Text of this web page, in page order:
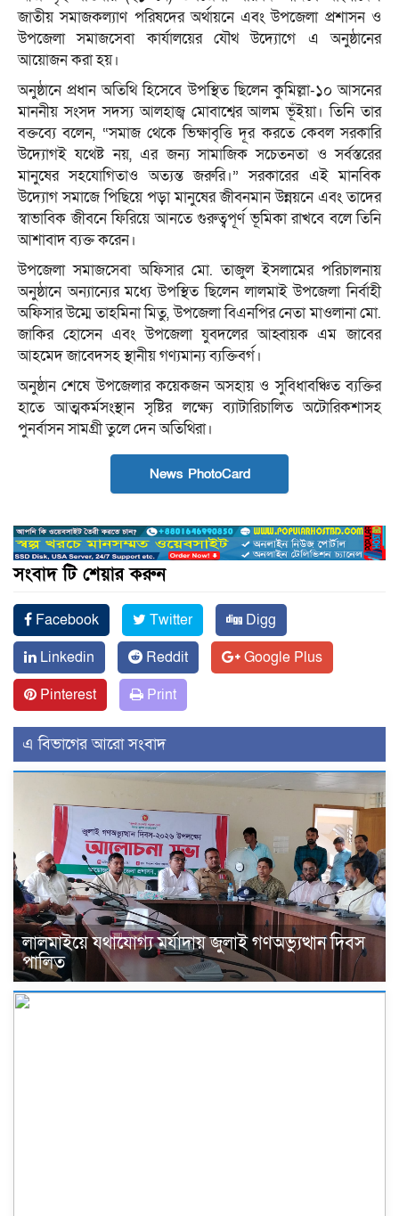
জাতীয় সমাজকল্যাণ পরিষদের অর্থায়নে এবং উপজেলা প্রশাসন ও
উপজেলা সমাজসেবা কার্যালয়ের যৌথ উদ্যোগে এ অনুষ্ঠানের
আয়োজন করা হয়।
অনুষ্ঠানে প্রধান অতিথি হিসেবে উপস্থিত ছিলেন কুমিল্লা-১০ আসনের
মাননীয় সংসদ সদস্য আলহাজ্ব মোবাশ্বের আলম ভূঁইয়া। তিনি তার
বক্তব্যে বলেন, “সমাজ থেকে ভিক্ষাবৃত্তি দূর করতে কেবল সরকারি
উদ্যোগই যথেষ্ট নয়, এর জন্য সামাজিক সচেতনতা ও সর্বস্তরের
মানুষের সহযোগিতাও অত্যন্ত জরুরি।” সরকারের এই মানবিক
উদ্যোগ সমাজে পিছিয়ে পড়া মানুষের জীবনমান উন্নয়নে এবং তাদের
স্বাভাবিক জীবনে ফিরিয়ে আনতে গুরুত্বপূর্ণ ভূমিকা রাখবে বলে তিনি
আশাবাদ ব্যক্ত করেন।
উপজেলা সমাজসেবা অফিসার মো. তাজুল ইসলামের পরিচালনায়
অনুষ্ঠানে অন্যান্যের মধ্যে উপস্থিত ছিলেন লালমাই উপজেলা নির্বাহী
অফিসার উম্মে তাহমিনা মিতু, উপজেলা বিএনপির নেতা মাওলানা মো.
জাকির হোসেন এবং উপজেলা যুবদলের আহ্বায়ক এম জাবের
আহমেদ জাবেদসহ স্থানীয় গণ্যমান্য ব্যক্তিবর্গ।
অনুষ্ঠান শেষে উপজেলার কয়েকজন অসহায় ও সুবিধাবঞ্চিত ব্যক্তির
হাতে আত্মকর্মসংস্থান সৃষ্টির লক্ষ্যে ব্যাটারিচালিত অটোরিকশাসহ
পুনর্বাসন সামগ্রী তুলে দেন অতিথিরা।
News PhotoCard
সংবাদ টি শেয়ার করুন
Facebook Twitter
Digg
Linkedin
Reddit
Google Plus
Pinterest
Print
এ বিভাগের আরো সংবাদ
লালমাইয়ে যথাযোগ্য মর্যাদায় জুলাই গণঅভ্যুত্থান দিবস
পালিত